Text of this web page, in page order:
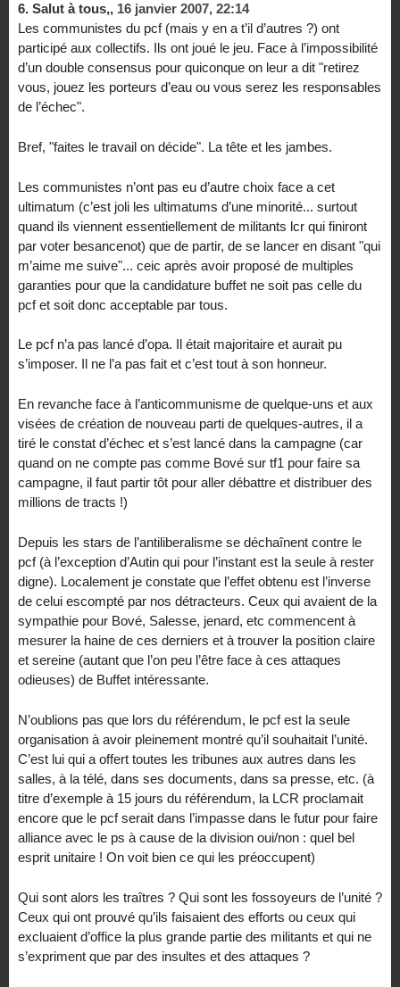
6. Salut à tous,, 16 janvier 2007, 22:14
Les communistes du pcf (mais y en a t’il d’autres ?) ont
participé aux collectifs. Ils ont joué le jeu. Face à l’impossibilité
d’un double consensus pour quiconque on leur a dit "retirez
vous, jouez les porteurs d’eau ou vous serez les responsables
de l’échec".
Bref, "faites le travail on décide". La tête et les jambes.
Les communistes n’ont pas eu d’autre choix face a cet
ultimatum (c’est joli les ultimatums d’une minorité... surtout
quand ils viennent essentiellement de militants lcr qui finiront
par voter besancenot) que de partir, de se lancer en disant "qui
m’aime me suive"... ceic après avoir proposé de multiples
garanties pour que la candidature buffet ne soit pas celle du
pcf et soit donc acceptable par tous.
Le pcf n’a pas lancé d’opa. Il était majoritaire et aurait pu
s’imposer. Il ne l’a pas fait et c’est tout à son honneur.
En revanche face à l’anticommunisme de quelque-uns et aux
visées de création de nouveau parti de quelques-autres, il a
tiré le constat d’échec et s’est lancé dans la campagne (car
quand on ne compte pas comme Bové sur tf1 pour faire sa
campagne, il faut partir tôt pour aller débattre et distribuer des
millions de tracts !)
Depuis les stars de l’antiliberalisme se déchaînent contre le
pcf (à l’exception d’Autin qui pour l’instant est la seule à rester
digne). Localement je constate que l’effet obtenu est l’inverse
de celui escompté par nos détracteurs. Ceux qui avaient de la
sympathie pour Bové, Salesse, jenard, etc commencent à
mesurer la haine de ces derniers et à trouver la position claire
et sereine (autant que l’on peu l’être face à ces attaques
odieuses) de Buffet intéressante.
N’oublions pas que lors du référendum, le pcf est la seule
organisation à avoir pleinement montré qu’il souhaitait l’unité.
C’est lui qui a offert toutes les tribunes aux autres dans les
salles, à la télé, dans ses documents, dans sa presse, etc. (à
titre d’exemple à 15 jours du référendum, la LCR proclamait
encore que le pcf serait dans l’impasse dans le futur pour faire
alliance avec le ps à cause de la division oui/non : quel bel
esprit unitaire ! On voit bien ce qui les préoccupent)
Qui sont alors les traîtres ? Qui sont les fossoyeurs de l’unité ?
Ceux qui ont prouvé qu’ils faisaient des efforts ou ceux qui
excluaient d’office la plus grande partie des militants et qui ne
s’expriment que par des insultes et des attaques ?